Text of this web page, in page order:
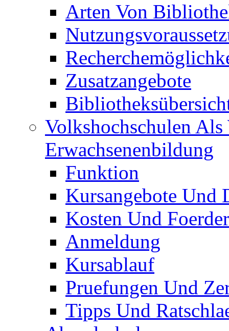
Arten Von
Zusatzangebote
Volkshochschulen
Erwachsenenbildung
Funktion
Kursangebote Und
Kosten Und
Anmeldung
Kursablauf
Pruefungen Und
Tipps Und